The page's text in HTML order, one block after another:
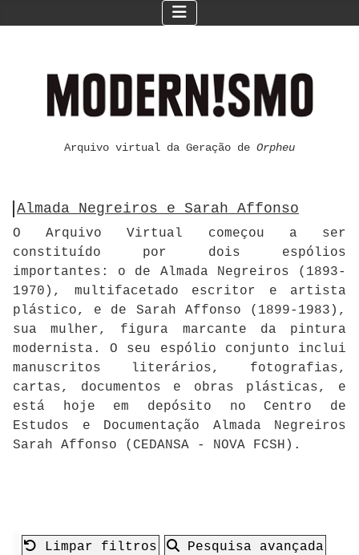
Arquivo virtual da Geração de Orpheu
Almada Negreiros e Sarah Affonso
O Arquivo Virtual começou a ser
constituído por dois espólios
importantes: o de Almada Negreiros (1893-
1970), multifacetado escritor e artista
plástico, e de Sarah Affonso (1899-1983),
sua mulher, figura marcante da pintura
modernista. O seu espólio conjunto inclui
manuscritos literários, fotografias,
cartas, documentos e obras plásticas, e
está hoje em depósito no Centro de
Estudos e Documentação Almada Negreiros
Sarah Affonso (CEDANSA - NOVA FCSH).
Limpar filtros Pesquisa avançada